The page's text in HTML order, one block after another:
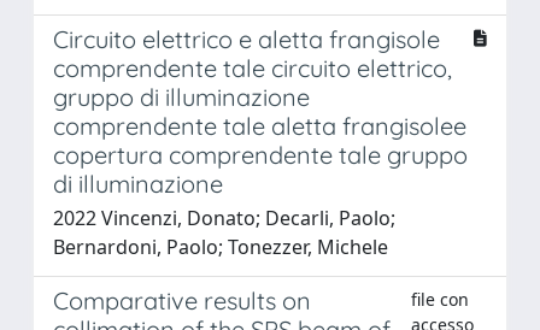
Circuito elettrico e aletta frangisole
comprendente tale circuito elettrico,
gruppo di illuminazione
comprendente tale aletta frangisolee
copertura comprendente tale gruppo
di illuminazione
2022 Vincenzi, Donato; Decarli, Paolo;
Bernardoni, Paolo; Tonezzer, Michele
Comparative results on
file con
accesso